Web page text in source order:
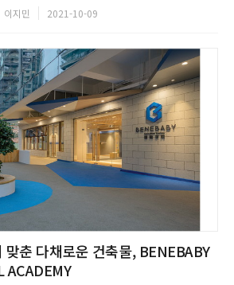
이지민 2021-10-09
맞춘 다채로운 건축물, BENEBABY
ACADEMY